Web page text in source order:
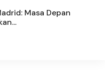
Masa Depan